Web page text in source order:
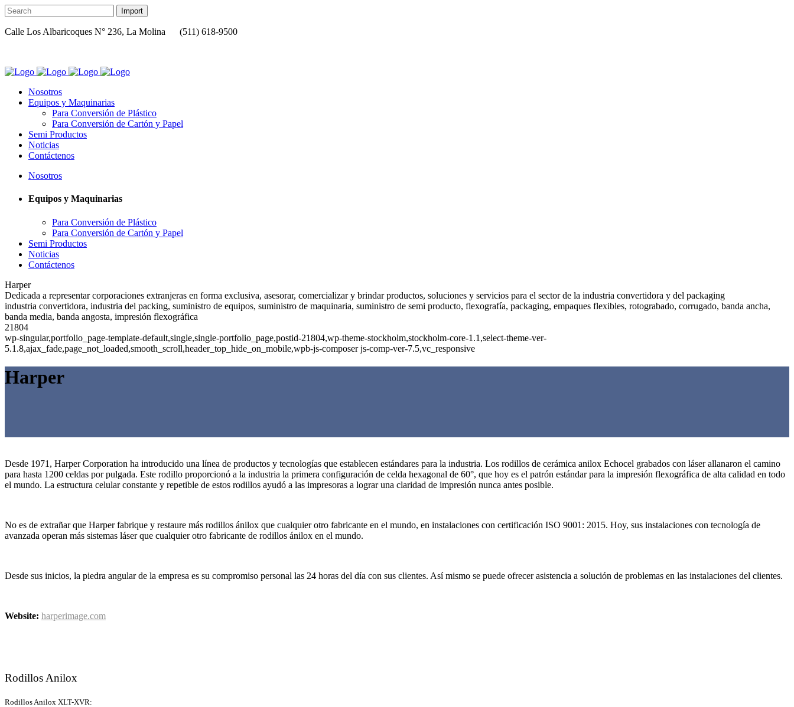
Calle Los Albaricoques N° 236, La Molina (511) 618-9500
Nosotros
Equipos y Maquinarias
Para Conversión de Plástico
Para Conversión de Cartón y Papel
Semi Productos
Noticias
Contáctenos
Nosotros
Equipos y Maquinarias
Para Conversión de Plástico
Para Conversión de Cartón y Papel
Semi Productos
Noticias
Contáctenos
Harper
Dedicada a representar corporaciones extranjeras en forma exclusiva, asesorar, comercializar y brindar productos, soluciones y servicios para el sector de la industria convertidora y del packaging
industria convertidora, industria del packing, suministro de equipos, suministro de maquinaria, suministro de semi producto, flexografía, packaging, empaques flexibles, rotograbado, corrugado, banda ancha,
banda media, banda angosta, impresión flexográfica
21804
wp-singular,portfolio_page-template-default,single,single-portfolio_page,postid-21804,wp-theme-stockholm,stockholm-core-1.1,select-theme-ver-
5.1.8,ajax_fade,page_not_loaded,smooth_scroll,header_top_hide_on_mobile,wpb-js-composer js-comp-ver-7.5,vc_responsive
Harper
Desde 1971, Harper Corporation ha introducido una línea de productos y tecnologías que establecen estándares para la industria. Los rodillos de cerámica anilox Echocel grabados con láser allanaron el camino
para hasta 1200 celdas por pulgada. Este rodillo proporcionó a la industria la primera configuración de celda hexagonal de 60°, que hoy es el patrón estándar para la impresión flexográfica de alta calidad en todo
el mundo. La estructura celular constante y repetible de estos rodillos ayudó a las impresoras a lograr una claridad de impresión nunca antes posible.
No es de extrañar que Harper fabrique y restaure más rodillos ánilox que cualquier otro fabricante en el mundo, en instalaciones con certificación ISO 9001: 2015. Hoy, sus instalaciones con tecnología de
avanzada operan más sistemas láser que cualquier otro fabricante de rodillos ánilox en el mundo.
Desde sus inicios, la piedra angular de la empresa es su compromiso personal las 24 horas del día con sus clientes. Así mismo se puede ofrecer asistencia a solución de problemas en las instalaciones del clientes.
Website: harperimage.com
Rodillos Anilox
Rodillos Anilox XLT-XVR: